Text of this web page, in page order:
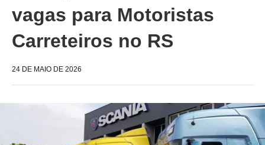
vagas para Motoristas
Carreteiros no RS
24 DE MAIO DE 2026